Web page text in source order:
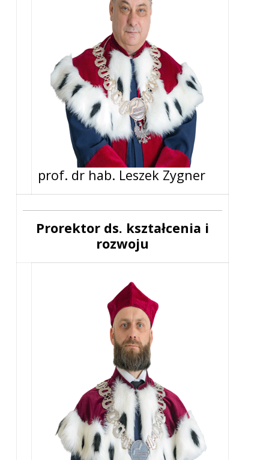
prof. dr hab. Leszek Zygner
Prorektor ds. kształcenia i
rozwoju